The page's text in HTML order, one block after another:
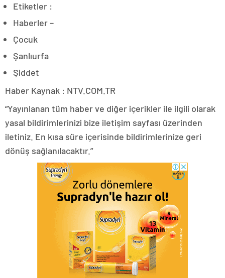
Etiketler :
Haberler –
Çocuk
Şanlıurfa
Şiddet
Haber Kaynak : NTV.COM.TR
“Yayınlanan tüm haber ve diğer içerikler ile ilgili olarak
yasal bildirimlerinizi bize iletişim sayfası üzerinden
iletiniz. En kısa süre içerisinde bildirimlerinize geri
dönüş sağlanılacaktır.”